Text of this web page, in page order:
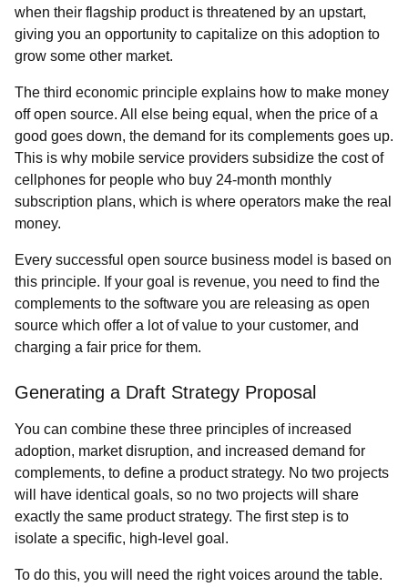
when their flagship product is threatened by an upstart,
giving you an opportunity to capitalize on this adoption to
grow some other market.
The third economic principle explains how to make money
off open source. All else being equal, when the price of a
good goes down, the demand for its complements goes up.
This is why mobile service providers subsidize the cost of
cellphones for people who buy 24-month monthly
subscription plans, which is where operators make the real
money.
Every successful open source business model is based on
this principle. If your goal is revenue, you need to find the
complements to the software you are releasing as open
source which offer a lot of value to your customer, and
charging a fair price for them.
Generating a Draft Strategy Proposal
You can combine these three principles of increased
adoption, market disruption, and increased demand for
complements, to define a product strategy. No two projects
will have identical goals, so no two projects will share
exactly the same product strategy. The first step is to
isolate a specific, high-level goal.
To do this, you will need the right voices around the table.